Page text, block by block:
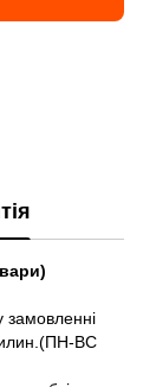
замовленні
ВС